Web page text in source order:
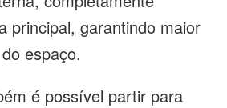
principal, garantindo maior
espaço.
é possível partir para